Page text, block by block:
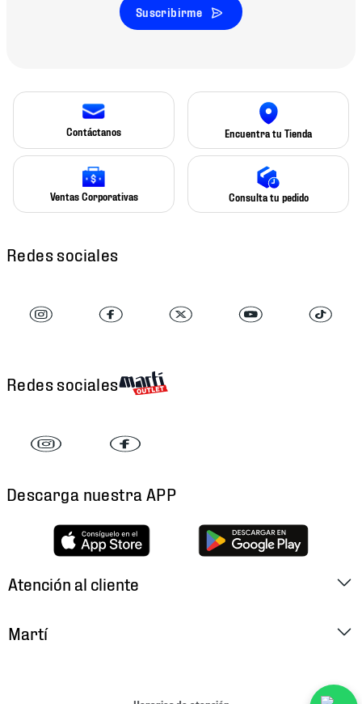
Suscribirme
Contáctanos Encuentra tu Tienda
Ventas Corporativas Consulta tu pedido
Redes sociales
Redes sociales
Descarga nuestra APP
Atención al cliente
Martí